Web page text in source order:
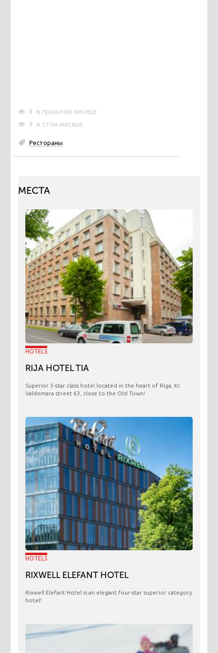
8
в прошлом месяце
4 в этом месяце
Рестораны
МЕСТА
HOTELS
RIJA HOTEL TIA
Superior 3-star class hotel located in the heart of Riga, Kr.
Valdemara street 63, close to the Old Town!
HOTELS
RIXWELL ELEFANT HOTEL
Rixwell Elefant Hotel is an elegant four-star superior category
hotel!